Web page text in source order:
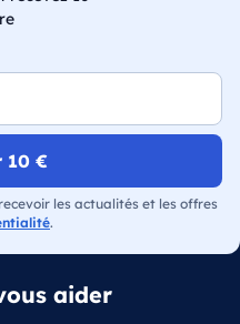
10 €
les actualités et les offres
.
aider